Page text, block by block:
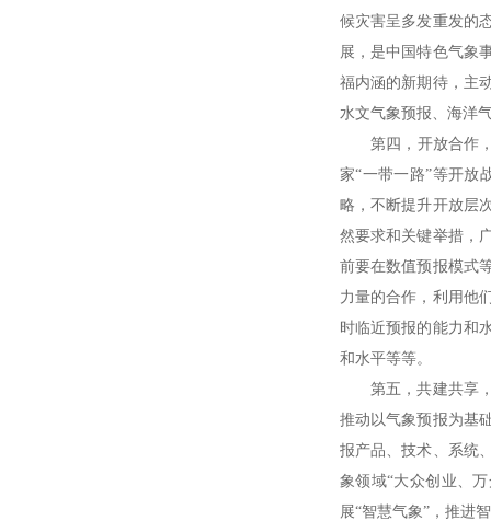
候灾害呈多发重发的
展，是中国特色气象
福内涵的新期待，主
水文气象预报、海洋
第四，开放合作，
家“一带一路”等开放
略，不断提升开放层
然要求和关键举措，
前要在数值预报模式
力量的合作，利用他
时临近预报的能力和
和水平等等。
第五，共建共享，
推动以气象预报为基
报产品、技术、系统
象领域“大众创业、
展“智慧气象”，推进